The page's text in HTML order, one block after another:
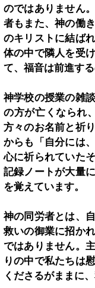
のではありません
者もまた、神の働
のキリストに結ば
体の中で隣人を受
て、福音は前進する
神学校の授業の雑
の方が亡くなられ
方々のお名前と祈
からも「自分には
心に祈られていた
記録ノートが大量
を覚えています。
神の同労者とは、
救いの御業に招か
ではありません。
りの中で私たちは
くださるがままに